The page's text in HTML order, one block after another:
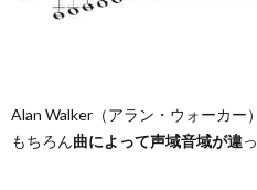
Alan Walker（アラン・ウォーカー
もちろん曲によって声域音域が違